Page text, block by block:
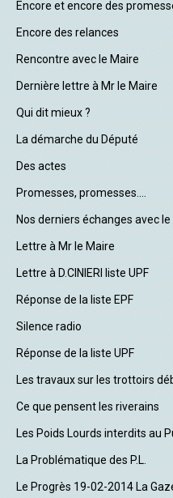
Encore et encore des
Encore des relances
Rencontre avec le Maire
Dernière lettre à Mr le Maire
Qui dit mieux ?
La démarche du Député
Des actes
Promesses, promesses....
Nos derniers échanges avec le
Lettre à Mr le Maire
Lettre à D.CINIERI liste UPF
Réponse de la liste EPF
Silence radio
Réponse de la liste UPF
Les travaux sur les trottoirs
Ce que pensent les riverains
Les Poids Lourds interdits au
La Problématique des P.L.
Le Progrès 19-02-2014 La